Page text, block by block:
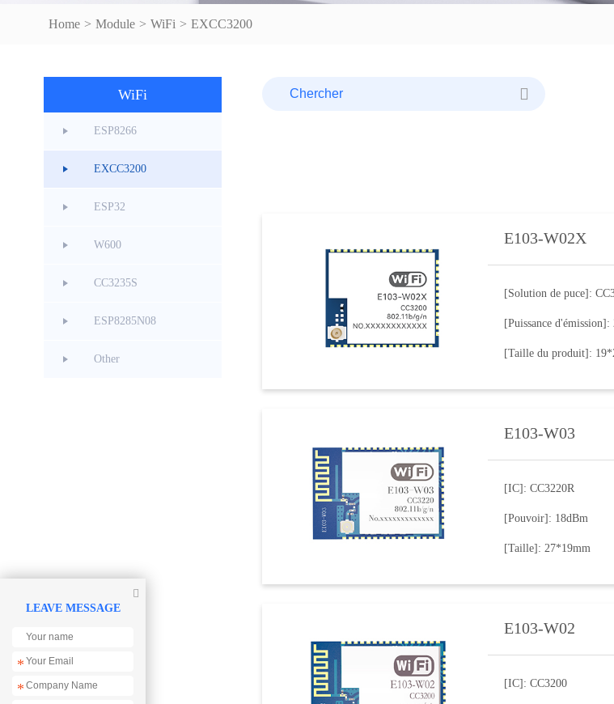
Home > Module > WiFi > EXCC3200
WiFi
ESP8266
EXCC3200
ESP32
W600
CC3235S
ESP8285N08
Other
E103-W02X
[Solution de puce]:
[Puissance d'émission]:
[Taille du produit]:
E103-W03
[IC]: CC3220R
[Pouvoir]: 18dBm
[Taille]: 27*19mm
E103-W02
[IC]: CC3200

LEAVE MESSAGE
*
*